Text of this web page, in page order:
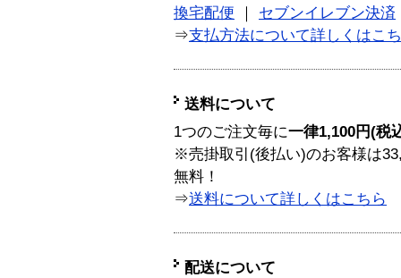
換宅配便
セブンイレブン決済
⇒支払方法について詳しくはこ
送料について
1つのご注文毎に一律1,100円(税
※売掛取引(後払い)のお客様は
無料！
⇒送料について詳しくはこちら
配送について